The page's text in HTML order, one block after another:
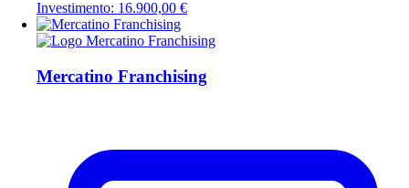
Investimento: 16.900,00 €
Mercatino Franchising